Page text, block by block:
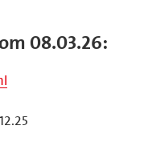
08.03.26: